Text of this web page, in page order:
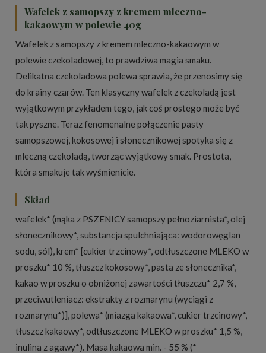
Wafelek z samopszy z kremem mleczno-
kakaowym w polewie 40g
Wafelek z samopszy z kremem mleczno-kakaowym w
polewie czekoladowej, to prawdziwa magia smaku.
Delikatna czekoladowa polewa sprawia, że przenosimy się
do krainy czarów. Ten klasyczny wafelek z czekoladą jest
wyjątkowym przykładem tego, jak coś prostego może być
tak pyszne. Teraz fenomenalne połączenie pasty
samopszowej, kokosowej i słonecznikowej spotyka się z
mleczną czekoladą, tworząc wyjątkowy smak. Prostota,
która smakuje tak wyśmienicie.
Skład
wafelek* (mąka z PSZENICY samopszy pełnoziarnista*, olej
słonecznikowy*, substancja spulchniająca: wodorowęglan
sodu, sól), krem* [cukier trzcinowy*, odtłuszczone MLEKO w
proszku* 10 %, tłuszcz kokosowy*, pasta ze słonecznika*,
kakao w proszku o obniżonej zawartości tłuszczu* 2,7 %,
przeciwutleniacz: ekstrakty z rozmarynu (wyciągi z
rozmarynu*)], polewa* (miazga kakaowa*, cukier trzcinowy*,
tłuszcz kakaowy*, odtłuszczone MLEKO w proszku* 1,5 %,
inulina z agawy*). Masa kakaowa min. - 55 % (*